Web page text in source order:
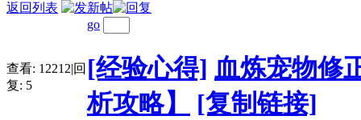
返回列表
查看: 12212|回
复: 5
go
[经验心得] 血炼宠物修
析攻略】
[复制链接]